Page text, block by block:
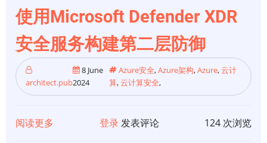
Microsoft
Defender
XDR
全
服
使用Microsoft Defender XDR
安全服务构建第二层防御
architect.pub
8 June
2024
Azure安全,Azure架构,Azure,云计
算,云计算安全,
阅读更多 登录发表评论 124 次浏览